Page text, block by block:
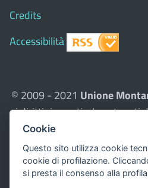
Credits
Accessibilità
© 2009 - 2021 Unione
i diritti riservati - I contenuti
sono di proprietà dell'Unione
Questo sito utilizza, nella
DISLESSIA,Biancoenero ®,
Cookie
Questo sito utilizza cookie
cookie di profilazione.
si presta il consenso alla